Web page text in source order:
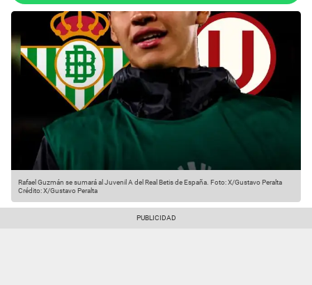
Rafael Guzmán se sumará al Juvenil A del Real Betis de España. Foto: X/Gustavo Peralta
Crédito: X/Gustavo Peralta